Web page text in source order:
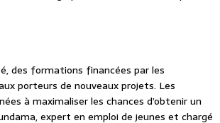
des formations financées par les
porteurs de nouveaux projets. Les
à maximaliser les chances d’obtenir un
expert en emploi de jeunes et chargé